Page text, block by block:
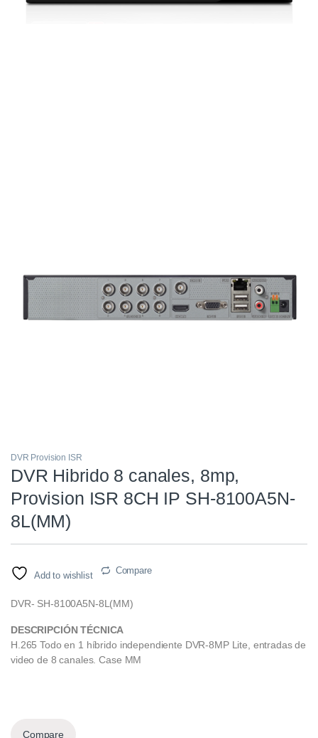
DVR Provision ISR
DVR Hibrido 8 canales, 8mp,
Provision ISR 8CH IP SH-8100A5N-
8L(MM)
Add to wishlist Compare
DVR- SH-8100A5N-8L(MM)
DESCRIPCIÓN TÉCNICA
H.265 Todo en 1 híbrido independiente DVR-8MP Lite, entradas de
video de 8 canales. Case MM
Compare